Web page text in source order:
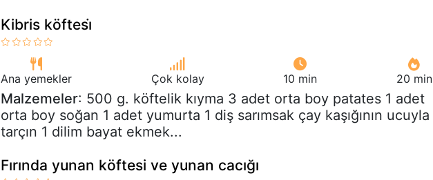
Kibris köftesi̇
Ana yemekler Çok kolay 10 min 20 min
Malzemeler: 500 g. köftelik kıyma 3 adet orta boy patates 1 adet
orta boy soğan 1 adet yumurta 1 diş sarımsak çay kaşığının ucuyla
tarçın 1 dilim bayat ekmek...
Fırında yunan köftesi ve yunan cacığı